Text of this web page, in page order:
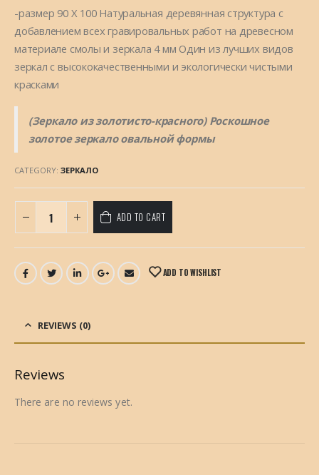
-размер 90 Х 100 Натуральная деревянная структура с
добавлением всех гравировальных работ на древесном
материале смолы и зеркала 4 мм Один из лучших видов
зеркал с высококачественными и экологически чистыми
красками
(Зеркало из золотисто-красного) Роскошное
золотое зеркало овальной формы
CATEGORY: ЗЕРКАЛО
ADD TO CART
ADD TO WISHLIST
REVIEWS (0)
Reviews
There are no reviews yet.